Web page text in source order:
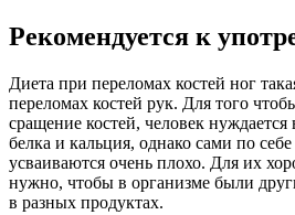
Рекомендуется к
Диета при переломах костей ног
переломах костей рук. Для того
сращение костей, человек
белка и кальция, однако сами по
усваиваются очень плохо. Для их
нужно, чтобы в организме были
в разных продуктах.